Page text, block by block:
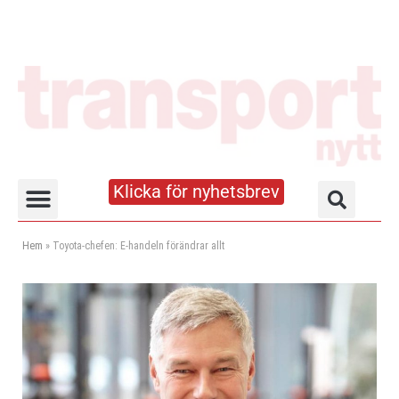
Klicka för nyhetsbrev
Hem » Toyota-chefen: E-handeln förändrar allt